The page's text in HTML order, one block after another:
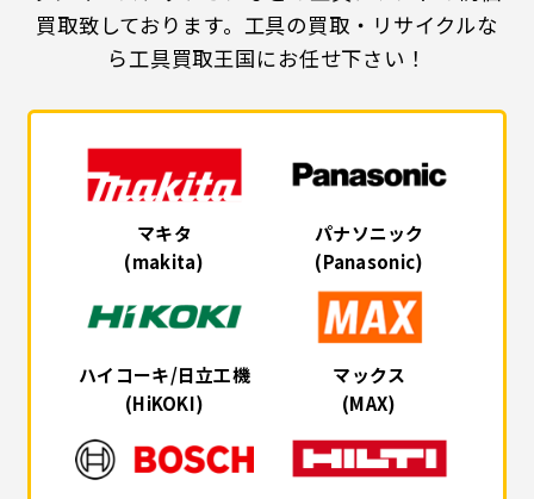
買取致しております。工具の買取・リサイクルな
ら工具買取王国にお任せ下さい！
マキタ
(makita)
パナソニック
(Panasonic)
ハイコーキ/日立工機
(HiKOKI)
マックス
(MAX)